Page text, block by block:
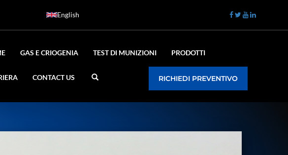
English
GAS E CRIOGENIA TEST DI MUNIZIONI PRODOTTI
CONTACT US RICHIEDI PREVENTIVO